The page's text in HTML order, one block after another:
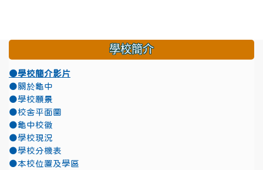
學校簡介
●學校簡介影片
●關於龜中
●學校願景
●校舍平面圖
●龜中校徽
●學校現況
●學校分機表
●本校位置及學區